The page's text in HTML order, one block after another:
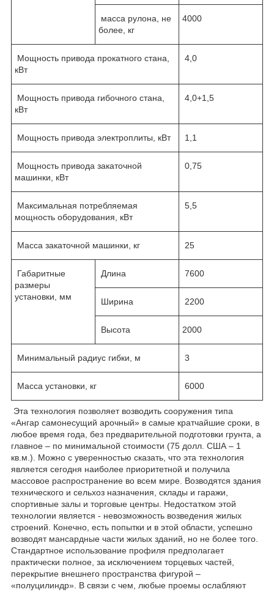
масса рулона, не
более, кг
4000
Мощность привода прокатного стана,
кВт
4,0
Мощность привода гибочного стана,
кВт
4,0+1,5
Мощность привода электроплиты, кВт 1,1
Мощность привода закаточной
машинки, кВт
0,75
Максимальная потребляемая
мощность оборудования, кВт
5,5
Масса закаточной машинки, кг 25
Габаритные
размеры
установки, мм
Длина 7600
Ширина 2200
Высота 2000
Минимальный радиус гибки, м 3
Масса установки, кг 6000
Эта технология позволяет возводить сооружения типа
«Ангар самонесущий арочный» в самые кратчайшие сроки, в
любое время года, без предварительной подготовки грунта, а
главное – по минимальной стоимости (75 долл. США – 1
кв.м.). Можно с уверенностью сказать, что эта технология
является сегодня наиболее приоритетной и получила
массовое распространение во всем мире. Возводятся здания
технического и сельхоз назначения, склады и гаражи,
спортивные залы и торговые центры. Недостатком этой
технологии является - невозможность возведения жилых
строений. Конечно, есть попытки и в этой области, успешно
возводят мансардные части жилых зданий, но не более того.
Стандартное использование профиля предполагает
практически полное, за исключением торцевых частей,
перекрытие внешнего пространства фигурой –
«полуцилиндр». В связи с чем, любые проемы ослабляют